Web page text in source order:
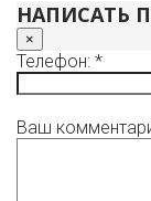
НАПИСАТЬ
×
Телефон: *
Ваш